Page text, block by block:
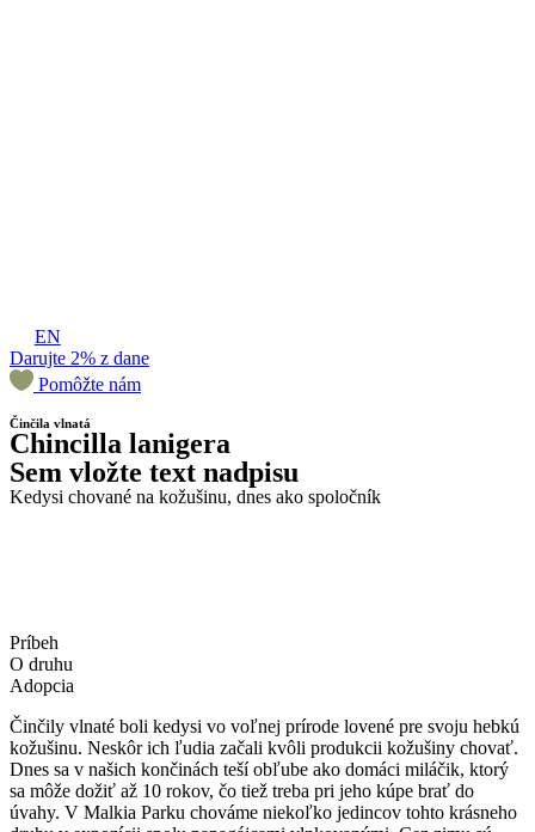
EN
Darujte 2% z dane
Pomôžte nám
Činčila vlnatá
Chincilla lanigera
Sem vložte text nadpisu
Kedysi chované na kožušinu, dnes ako spoločník
Príbeh
O druhu
Adopcia
Činčily vlnaté boli kedysi vo voľnej prírode lovené pre svoju hebkú
kožušinu. Neskôr ich ľudia začali kvôli produkcii kožušiny chovať.
Dnes sa v našich končinách teší obľube ako domáci miláčik, ktorý
sa môže dožiť až 10 rokov, čo tiež treba pri jeho kúpe brať do
úvahy. V Malkia Parku chováme niekoľko jedincov tohto krásneho